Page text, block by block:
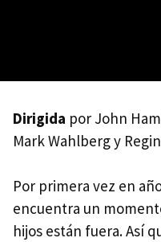
Dirigida por John
Mark Wahlberg y
Por primera vez en
encuentra un
hijos están fuera. Así